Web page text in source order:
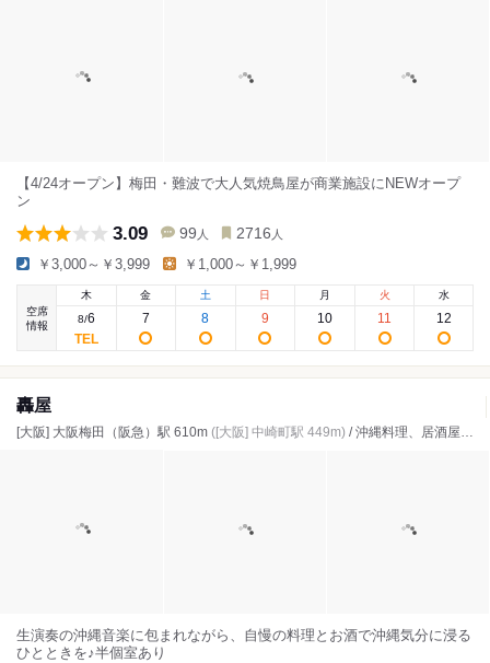
【4/24オープン】梅田・難波で大人気焼鳥屋が商業施設にNEWオープ
ン
3.09 99 人 2716 人
￥3,000～￥3,999 ￥1,000～￥1,999
空席
情報
木
8/6
金
7
土
8
日
9
月
10
火
11
水
12
轟屋
[大阪] 大阪梅田（阪急）駅 610m ([大阪] 中崎町駅 449m) / 沖縄料理、居酒屋、ダイニングバー
生演奏の沖縄音楽に包まれながら、自慢の料理とお酒で沖縄気分に浸る
ひとときを♪半個室あり